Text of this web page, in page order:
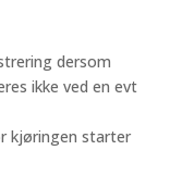
dersom
ikke ved en evt
kjøringen starter